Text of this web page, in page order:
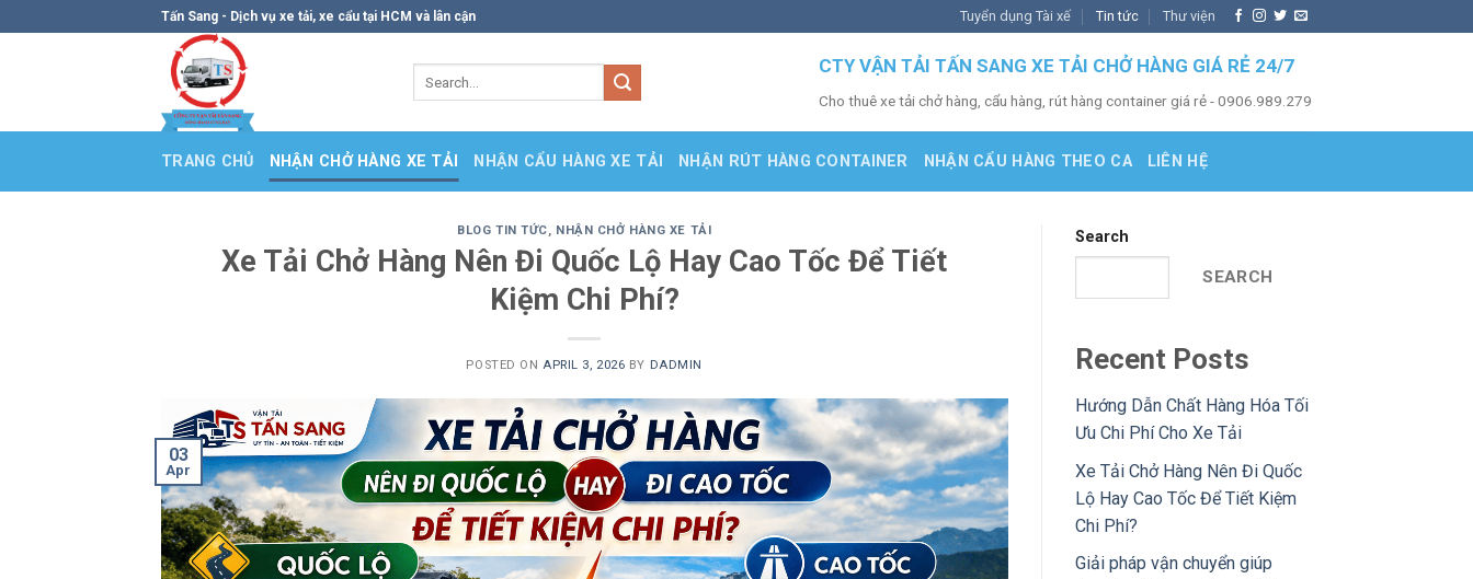
Tấn Sang - Dịch vụ xe tải, xe cẩu tại HCM và lân cận Tuyển dụng Tài xế Tin tức Thư viện
CTY VẬN TẢI TẤN SANG XE TẢI CHỞ HÀNG GIÁ RẺ 24/7
Cho thuê xe tải chở hàng, cẩu hàng, rút hàng container giá rẻ - 0906.989.279
TRANG CHỦ NHẬN CHỞ HÀNG XE TẢI NHẬN CẨU HÀNG XE TẢI NHẬN RÚT HÀNG CONTAINER NHẬN CẨU HÀNG THEO CA LIÊN HỆ
BLOG TIN TỨC, NHẬN CHỞ HÀNG XE TẢI
Xe Tải Chở Hàng Nên Đi Quốc Lộ Hay Cao Tốc Để Tiết
Kiệm Chi Phí?
POSTED ON APRIL 3, 2026 BY DADMIN
03
Apr
Search
SEARCH
Recent Posts
Hướng Dẫn Chất Hàng Hóa Tối
Ưu Chi Phí Cho Xe Tải
Xe Tải Chở Hàng Nên Đi Quốc
Lộ Hay Cao Tốc Để Tiết Kiệm
Chi Phí?
Giải pháp vận chuyển giúp